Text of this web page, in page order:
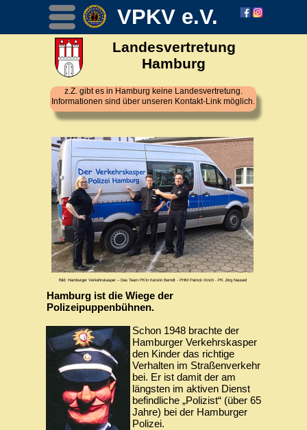
VPKV e.V.
Landesvertretung
Hamburg
z.Z. gibt es in Hamburg keine Landesvertretung.
Informationen sind über unseren Kontakt-Link möglich.
Bild: Hamburger Verkehrskasper – Das Team PK‘in Kerstin Berndt - PHM Patrick Ittrich - PK Jörg Naused
‍Hamburg ist die Wiege der
Polizeipuppenbühnen.
‍Schon 1948 brachte der
Hamburger Verkehrskasper
den Kinder das richtige
Verhalten im Straßenverkehr
bei. Er ist damit der am
längsten im aktiven Dienst
befindliche „Polizist“ (über 65
Jahre) bei der Hamburger
Polizei.